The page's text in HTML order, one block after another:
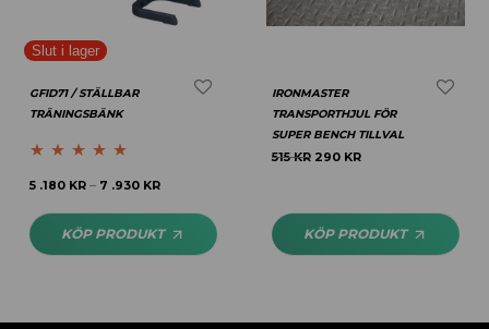
GFID71 / STÄLLBAR
TRÄNINGSBÄNK
Betygsatt
5.00
5 .180 KR – 7 .930 KR
KÖP PRODUKT
IRONMASTER
TRANSPORTHJUL FÖR
SUPER BENCH TILLVAL
515KR 290 KR
KÖP PRODUKT